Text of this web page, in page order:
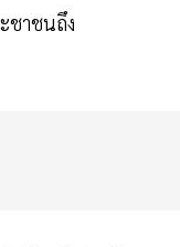
ชาชนถึง